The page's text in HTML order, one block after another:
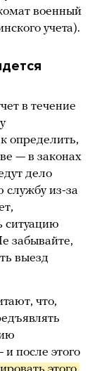
военный
учета).
в течение
определить,
— в законах
дело
службу из-за
ситуацию
забывайте,
выезд
что,
после этого